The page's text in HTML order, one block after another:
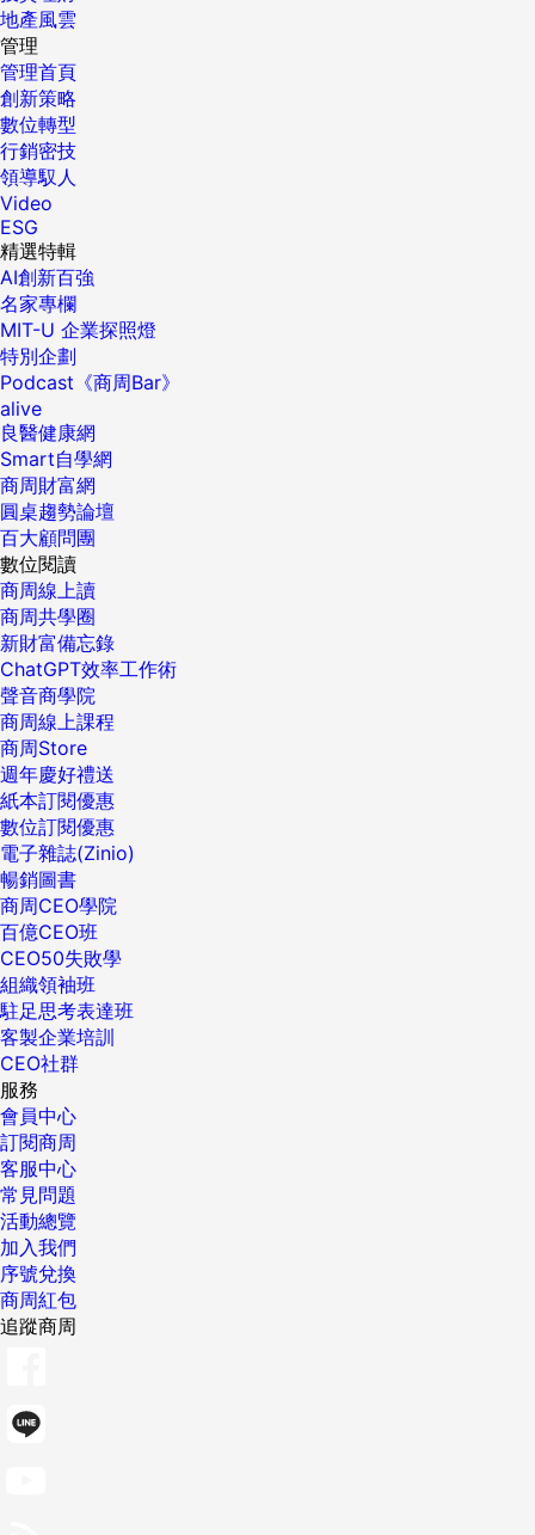
地產風雲
管理
管理首頁
創新策略
數位轉型
行銷密技
領導馭人
Video
ESG
精選特輯
AI創新百強
名家專欄
MIT-U 企業探照燈
特別企劃
Podcast《商周Bar》
alive
良醫健康網
Smart自學網
商周財富網
圓桌趨勢論壇
百大顧問團
數位閱讀
商周線上讀
商周共學圈
新財富備忘錄
ChatGPT效率工作術
聲音商學院
商周線上課程
商周Store
週年慶好禮送
紙本訂閱優惠
數位訂閱優惠
電子雜誌(Zinio)
暢銷圖書
商周CEO學院
百億CEO班
CEO50失敗學
組織領袖班
駐足思考表達班
客製企業培訓
CEO社群
服務
會員中心
訂閱商周
客服中心
常見問題
活動總覽
加入我們
序號兌換
商周紅包
追蹤商周